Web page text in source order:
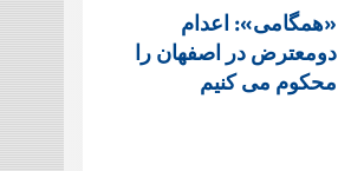
«همگامی»: اعدام
دومعترض در اصفهان را
محکوم می کنیم